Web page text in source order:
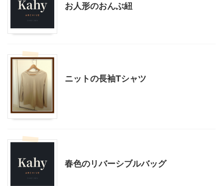
お人形のおんぶ紐
ニットの長袖Tシャツ
春色のリバーシブルバッグ